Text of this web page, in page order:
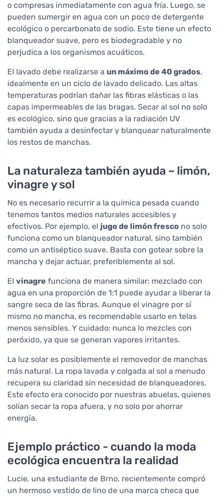
o compresas inmediatamente con agua fría. Luego, se
pueden sumergir en agua con un poco de detergente
ecológico o percarbonato de sodio. Este tiene un efecto
blanqueador suave, pero es biodegradable y no
perjudica a los organismos acuáticos.
El lavado debe realizarse a un máximo de 40 grados,
idealmente en un ciclo de lavado delicado. Las altas
temperaturas podrían dañar las fibras elásticas o las
capas impermeables de las bragas. Secar al sol no solo
es ecológico, sino que gracias a la radiación UV
también ayuda a desinfectar y blanquear naturalmente
los restos de manchas.
La naturaleza también ayuda – limón,
vinagre y sol
No es necesario recurrir a la química pesada cuando
tenemos tantos medios naturales accesibles y
efectivos. Por ejemplo, el jugo de limón fresco no solo
funciona como un blanqueador natural, sino también
como un antiséptico suave. Basta con gotear sobre la
mancha y dejar actuar, preferiblemente al sol.
El vinagre funciona de manera similar: mezclado con
agua en una proporción de 1:1 puede ayudar a liberar la
sangre seca de las fibras. Aunque el vinagre por sí
mismo no mancha, es recomendable usarlo en telas
menos sensibles. Y cuidado: nunca lo mezcles con
peróxido, ya que se generan vapores irritantes.
La luz solar es posiblemente el removedor de manchas
más natural. La ropa lavada y colgada al sol a menudo
recupera su claridad sin necesidad de blanqueadores.
Este efecto era conocido por nuestras abuelas, quienes
solían secar la ropa afuera, y no solo por ahorrar
energía.
Ejemplo práctico - cuando la moda
ecológica encuentra la realidad
Lucie, una estudiante de Brno, recientemente compró
un hermoso vestido de lino de una marca checa que